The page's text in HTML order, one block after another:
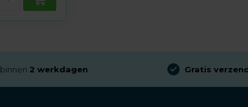
binnen 2 werkdagen Gratis